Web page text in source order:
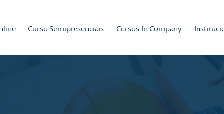
Curso Semipresenciais Cursos In Company